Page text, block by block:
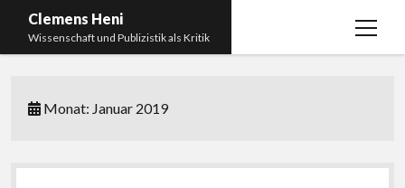
Clemens Heni
Wissenschaft und Publizistik als Kritik
Menü
Kontakt
öffnen
Monat: Januar 2019